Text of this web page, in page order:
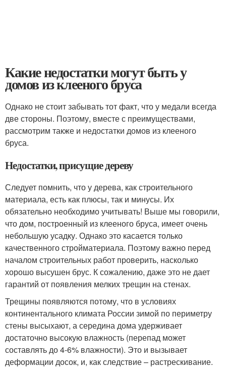
Какие недостатки могут быть у
домов из клееного бруса
Однако не стоит забывать тот факт, что у медали всегда
две стороны. Поэтому, вместе с преимуществами,
рассмотрим также и недостатки домов из клееного
бруса.
Недостатки, присущие дереву
Следует помнить, что у дерева, как строительного
материала, есть как плюсы, так и минусы. Их
обязательно необходимо учитывать! Выше мы говорили,
что дом, построенный из клееного бруса, имеет очень
небольшую усадку. Однако это касается только
качественного стройматериала. Поэтому важно перед
началом строительных работ проверить, насколько
хорошо высушен брус. К сожалению, даже это не дает
гарантий от появления мелких трещин на стенах.
Трещины появляются потому, что в условиях
континентального климата России зимой по периметру
стены высыхают, а середина дома удерживает
достаточно высокую влажность (перепад может
составлять до 4-6% влажности). Это и вызывает
деформации досок, и, как следствие – растрескивание.